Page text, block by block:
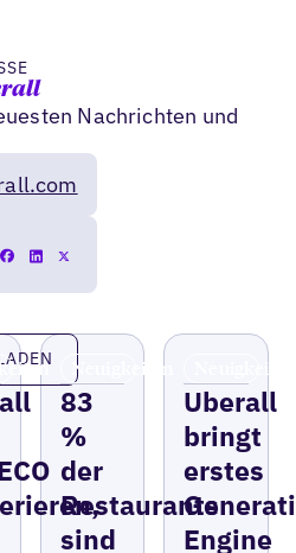
Nachrichten und
Neuigkeiten
83
%
der
Restaurants
sind
Uberall
bringt
erstes
Engine